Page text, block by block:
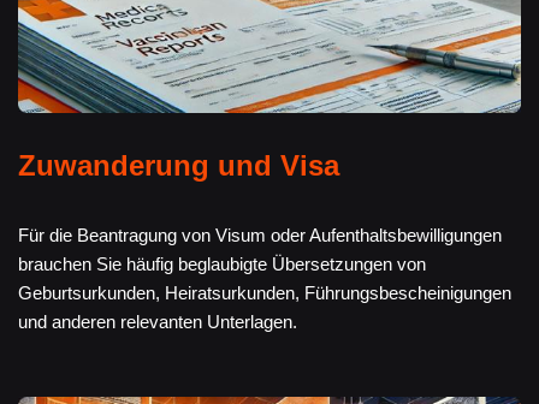
Zuwanderung und Visa
Für die Beantragung von Visum oder Aufenthaltsbewilligungen
brauchen Sie häufig beglaubigte Übersetzungen von
Geburtsurkunden, Heiratsurkunden, Führungsbescheinigungen
und anderen relevanten Unterlagen.